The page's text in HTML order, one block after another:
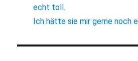
echt toll.
Ich hätte sie mir gerne noch